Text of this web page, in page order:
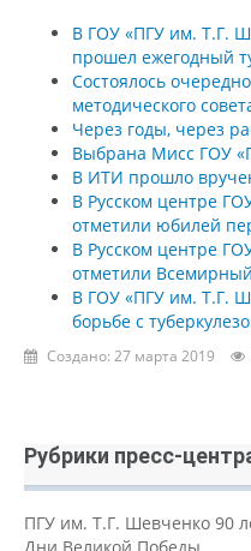
В ГОУ «ПГУ им. Т.Г.
прошел ежегодный
Состоялось
методического
Через годы, через
Выбрана Мисс ГОУ
В ИТИ прошло
В Русском центре
отметили юбилей
В Русском центре
отметили
В ГОУ «ПГУ им. Т.Г.
борьбе с
Создано: 27 марта 2019
Рубрики пресс-
ПГУ им. Т.Г. Шевченко 90
Дни Великой Победы